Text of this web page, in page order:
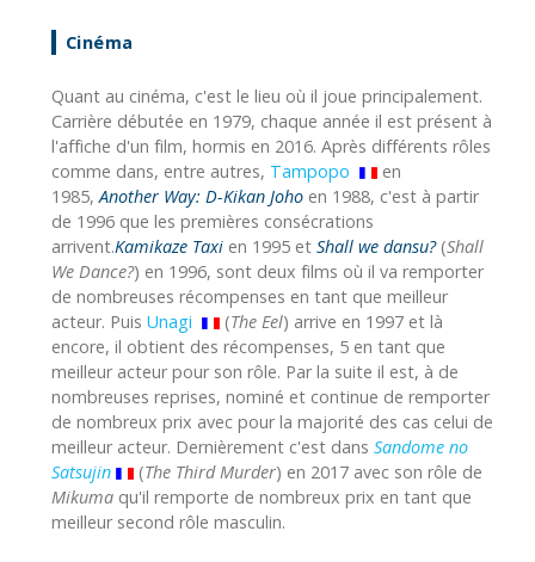
Cinéma
Quant au cinéma, c'est le lieu où il joue principalement.
Carrière débutée en 1979, chaque année il est présent à
l'affiche d'un film, hormis en 2016. Après différents rôles
comme dans, entre autres, Tampopo
en
1985,Another Way: D-Kikan Joho en 1988, c'est à partir
de 1996 que les premières consécrations
arrivent.Kamikaze Taxi en 1995 et Shall we dansu?(Shall
We Dance?) en 1996, sont deux films où il va remporter
de nombreuses récompenses en tant que meilleur
acteur. Puis Unagi (The Eel) arrive en 1997 et là
encore, il obtient des récompenses, 5 en tant que
meilleur acteur pour son rôle. Par la suite il est, à de
nombreuses reprises, nominé et continue de remporter
de nombreux prix avec pour la majorité des cas celui de
meilleur acteur. Dernièrement c'est dans Sandome no
Satsujin
(The Third Murder) en 2017 avec son rôle de
Mikuma qu'il remporte de nombreux prix en tant que
meilleur second rôle masculin.